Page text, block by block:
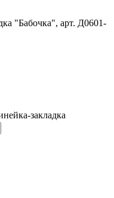
"Бабочка", арт. Д0601-
закладка